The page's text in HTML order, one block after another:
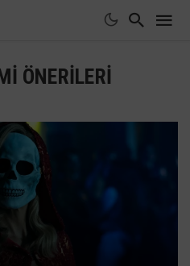
ÖNERILERI